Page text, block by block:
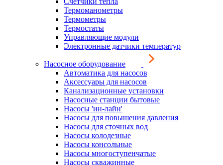
Термоманометры
Термометры
Термостаты
Управляющие модули
Электронные датчики температур
Насосное оборудование
Автоматика для насосов
Аксессуары для насосов
Канализационные установки
Насосные станции бытовые
Насосы 'ин-лайн'
Насосы для повышения давления
Насосы для сточных вод
Насосы колодезные
Насосы консольные
Насосы многоступенчатые
Насосы скважинные